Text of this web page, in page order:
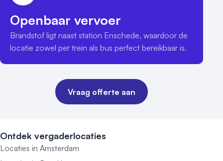
Openbaar vervoer
Brandstof ligt naast station Enschede, waardoor de
locatie zowel per trein als bus perfect bereikbaar is.
Vraag offerte aan
Ontdek vergaderlocaties
Locaties in Amsterdam